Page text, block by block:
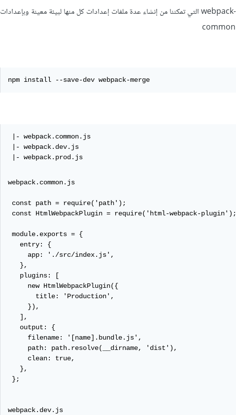
ويمكن الاعتماد على الحزمة webpack-merge التي تمكننا من إنشاء عدة ملفات إعدادات كل منها لبيئة معينة وبإعدادات
npm install --save-dev webpack-merge
|- webpack.common.js
|- webpack.dev.js
|- webpack.prod.js
webpack.common.js
const path = require('path');
const HtmlWebpackPlugin = require('html-webpack-plugin');
module.exports = {
   entry: {
     app: './src/index.js',
   },
   plugins: [
     new HtmlWebpackPlugin({
       title: 'Production',
     }),
   ],
   output: {
     filename: '[name].bundle.js',
     path: path.resolve(__dirname, 'dist'),
     clean: true,
   },
};
webpack.dev.js